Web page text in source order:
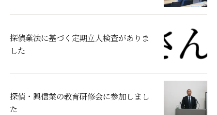
探偵業法に基づく定期立入検査がありま
した
探偵・興信業の教育研修会に参加しまし
た